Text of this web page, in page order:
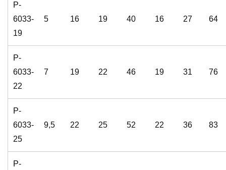
P-
6033-
19
5 16 19 40 16 27 64
P-
6033-
22
7 19 22 46 19 31 76
P-
6033-
25
9,5 22 25 52 22 36 83
P-